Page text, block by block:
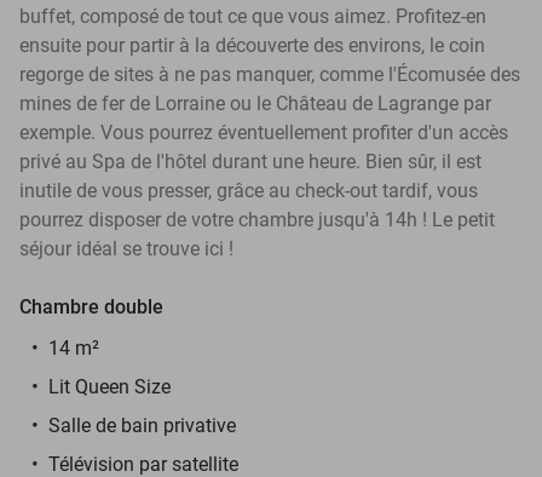
buffet, composé de tout ce que vous aimez. Profitez-en
ensuite pour partir à la découverte des environs, le coin
regorge de sites à ne pas manquer, comme l'Écomusée des
mines de fer de Lorraine ou le Château de Lagrange par
exemple. Vous pourrez éventuellement profiter d'un accès
privé au Spa de l'hôtel durant une heure. Bien sûr, il est
inutile de vous presser, grâce au check-out tardif, vous
pourrez disposer de votre chambre jusqu'à 14h ! Le petit
séjour idéal se trouve ici !
Chambre double
14 m²
Lit Queen Size
Salle de bain privative
Télévision par satellite